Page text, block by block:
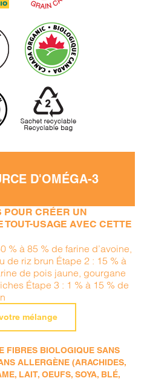
D'OMÉGA-3
POUR CRÉER UN
TOUT-USAGE AVEC CETTE
% à 85 % de farine d’avoine,
de riz brun Étape 2 : 15 % à
de pois jaune, gourgane
Étape 3 : 1 % à 15 % de
mélange
FIBRES BIOLOGIQUE SANS
ALLERGÈNE (ARACHIDES,
LAIT, OEUFS, SOYA, BLÉ,